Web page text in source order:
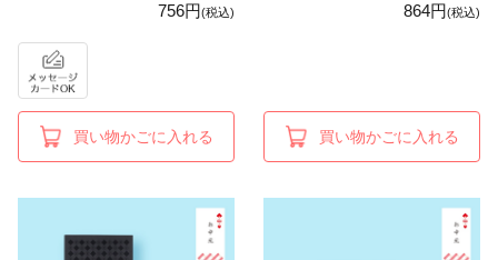
756円(税込)
買い物かごに入れる
864円(税込)
買い物かごに入れる